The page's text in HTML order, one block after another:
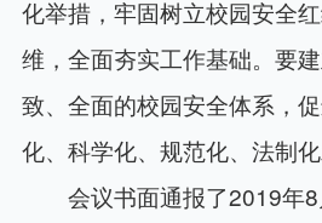
化举措，牢固树立校园安全
维，全面夯实工作基础。要
致、全面的校园安全体系，
化、科学化、规范化、法制化
会议书面通报了2019年8